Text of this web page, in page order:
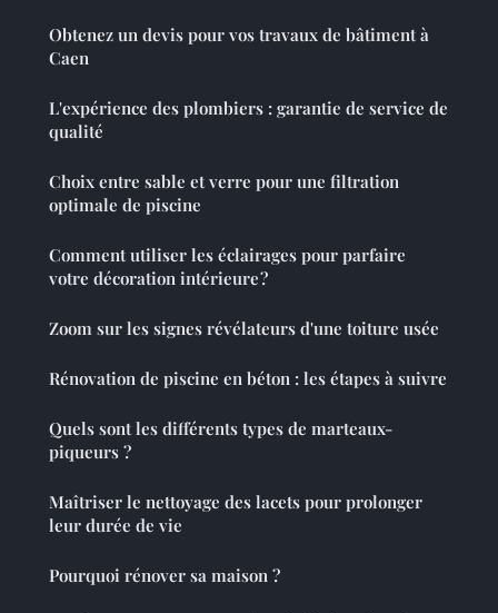
Obtenez un devis pour vos travaux de bâtiment à
Caen
L'expérience des plombiers : garantie de service de
qualité
Choix entre sable et verre pour une filtration
optimale de piscine
Comment utiliser les éclairages pour parfaire
votre décoration intérieure ?
Zoom sur les signes révélateurs d'une toiture usée
Rénovation de piscine en béton : les étapes à suivre
Quels sont les différents types de marteaux-
piqueurs ?
Maîtriser le nettoyage des lacets pour prolonger
leur durée de vie
Pourquoi rénover sa maison ?